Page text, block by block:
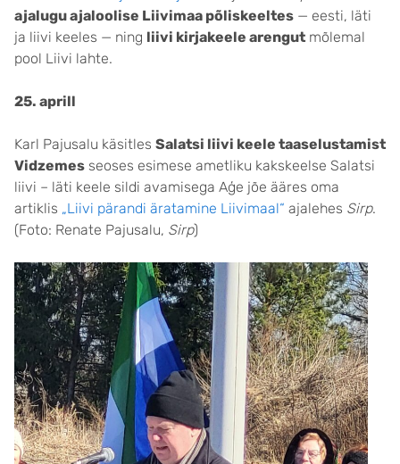
ajalugu ajaloolise Liivimaa põliskeeltes — eesti, läti
ja liivi keeles — ning liivi kirjakeele arengut mõlemal
pool Liivi lahte.
25. aprill
Karl Pajusalu käsitles Salatsi liivi keele taaselustamist
Vidzemes seoses esimese ametliku kakskeelse Salatsi
liivi – läti keele sildi avamisega Aģe jõe ääres oma
artiklis „Liivi pärandi äratamine Liivimaal“ ajalehes Sirp.
(Foto: Renate Pajusalu, Sirp)